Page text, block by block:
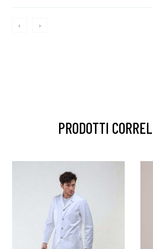
‹ ›
PRODOTTI